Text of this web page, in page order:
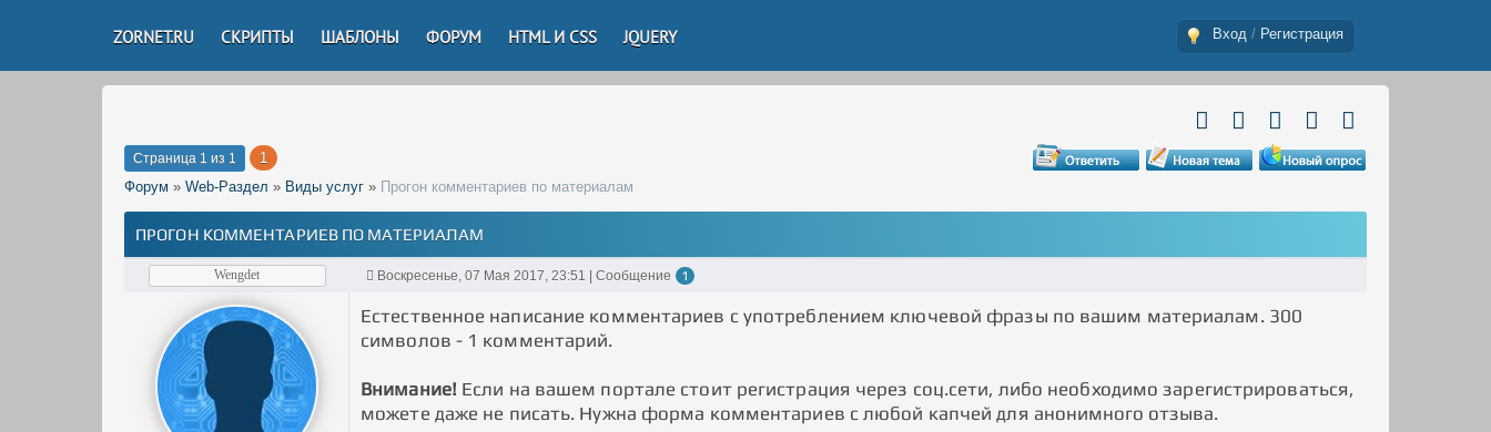
ZORNET.RU СКРИПТЫ ШАБЛОНЫ ФОРУМ HTML И CSS JQUERY Вход / Регистрация
Страница 1 из 1
1
Форум » Web-Раздел » Виды услуг » Прогон комментариев по материалам
ПРОГОН КОММЕНТАРИЕВ ПО МАТЕРИАЛАМ
Wengdet Воскресенье, 07 Мая 2017, 23:51 | Сообщение 1
Естественное написание комментариев с употреблением ключевой фразы по вашим материалам. 300
символов - 1 комментарий.
Внимание! Если на вашем портале стоит регистрация через соц.сети, либо необходимо зарегистрироваться,
можете даже не писать. Нужна форма комментариев с любой капчей для анонимного отзыва.